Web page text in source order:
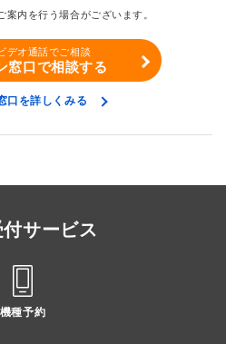
案内を行う場合がございます。
デオ通話でご相談
窓口で相談する
口を詳しくみる
付サービス
機種予約